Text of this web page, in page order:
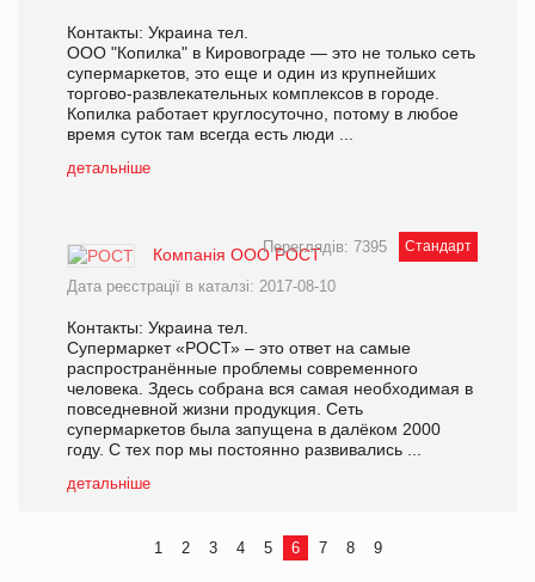
Контакты: Украина тел.
ООО "Копилка" в Кировограде — это не только сеть
супермаркетов, это еще и один из крупнейших
торгово-развлекательных комплексов в городе.
Копилка работает круглосуточно, потому в любое
время суток там всегда есть люди ...
детальніше
Переглядів: 7395 Стандарт
Компанія ООО РОСТ
Дата реєстрації в каталзі: 2017-08-10
Контакты: Украина тел.
Супермаркет «РОСТ» – это ответ на самые
распространённые проблемы современного
человека. Здесь собрана вся самая необходимая в
повседневной жизни продукция. Сеть
супермаркетов была запущена в далёком 2000
году. С тех пор мы постоянно развивались ...
детальніше
1 2 3 4 5 6 7 8 9